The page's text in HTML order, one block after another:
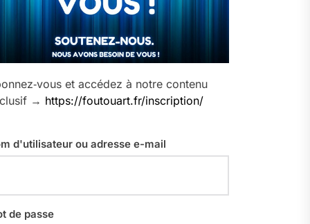
et accédez à notre contenu
→ https://foutouart.fr/inscription/
d'utilisateur ou adresse e-mail
de passe